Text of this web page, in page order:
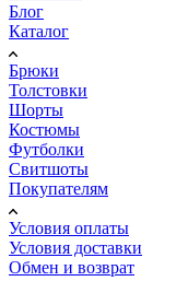
Блог
Каталог
Брюки
Толстовки
Шорты
Костюмы
Футболки
Свитшоты
Покупателям
Условия оплаты
Условия доставки
Обмен и возврат